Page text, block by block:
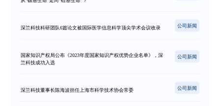
深兰科技科研团队6篇论文被国际医学信息科学顶尖学术会议收录 公司新闻
国家知识产权局公布《2023年度国家知识产权优势企业名单》，深
兰科技成功入选
公司新闻
深兰科技董事长陈海波担任上海市科学技术协会常委 公司新闻